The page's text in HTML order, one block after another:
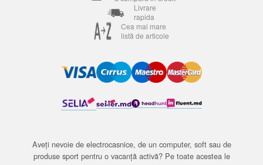
Livrare
rapida
Cea mai mare
listă de articole
Aveți nevoie de electrocasnice, de un computer, soft sau de
produse sport pentru o vacanță activă? Pe toate acestea le